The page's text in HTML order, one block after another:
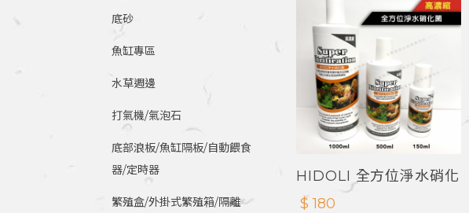
底砂
魚缸專區
水草週邊
打氣機/氣泡石
底部浪板/魚缸隔板/自動餵食
器/定時器
繁殖盒/外掛式繁殖箱/隔離
HIDOLI 全方位淨水硝化
菌
$ 180